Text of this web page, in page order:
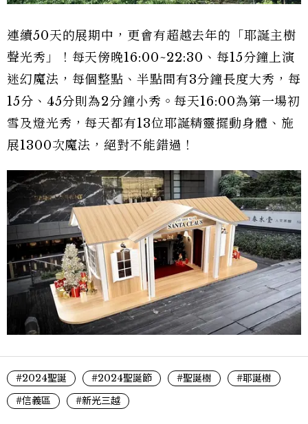
連續50天的展期中，更會有超越去年的「耶誕主樹
聲光秀」！每天傍晚16:00~22:30、每15分鐘上演
迷幻魔法，每個整點、半點間有3分鐘長度大秀，每
15分、45分則為2分鐘小秀。每天16:00為第一場初
雪及燈光秀，每天都有13位耶誕精靈擺動身體、施
展1300次魔法，絕對不能錯過！
#2024聖誕 #2024聖誕節 #聖誕樹
#耶誕樹
#信義區
#新光三越